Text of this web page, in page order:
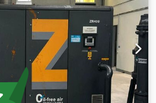
model: Power Focus
2017 Schroevendraaier model:
2017 Stroomvoorziening: 200-
vermogen (W): 320 W
+40,0° C Minimale
C Frequentie: 50-60 Hz
voor meer informatie de
en schroevendraaier